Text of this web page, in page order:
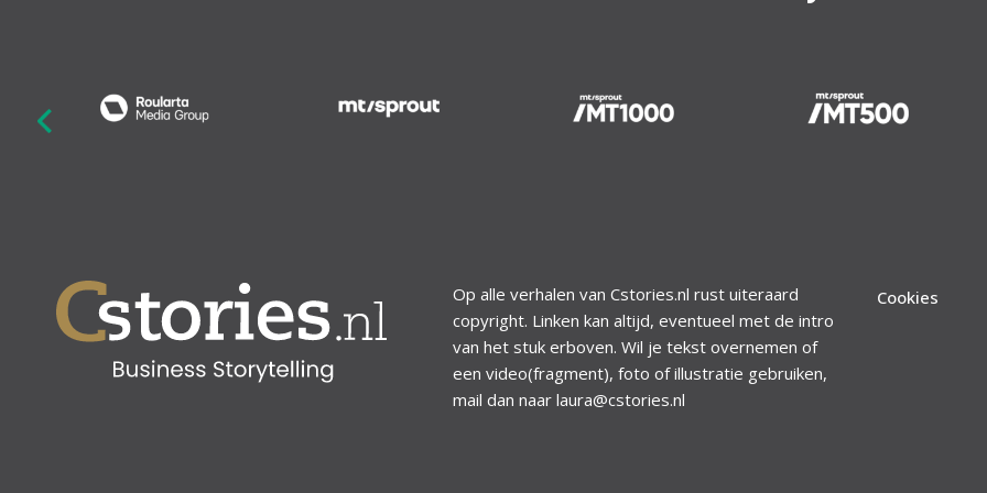
Op alle verhalen van Cstories.nl rust uiteraard
copyright. Linken kan altijd, eventueel met de intro
van het stuk erboven. Wil je tekst overnemen of
een video(fragment), foto of illustratie gebruiken,
mail dan naar laura@cstories.nl
Cookies